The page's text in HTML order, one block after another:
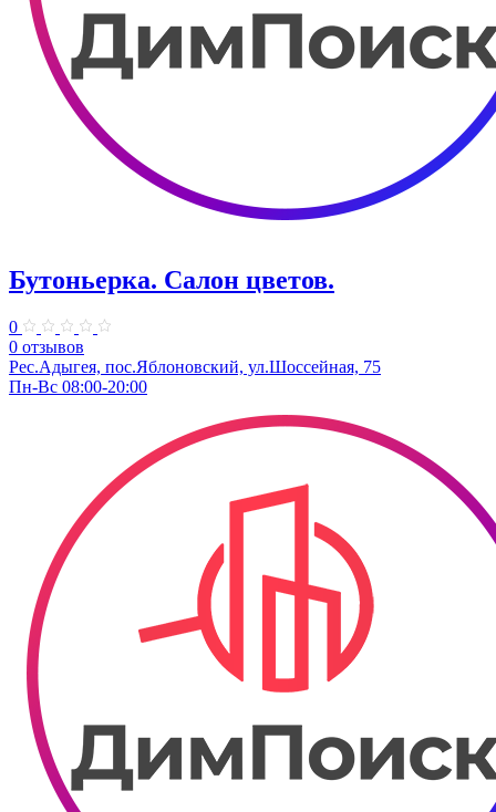
Бутоньерка. Салон цветов.
0
0 отзывов
Рес.Адыгея, пос.Яблоновский, ул.Шоссейная, 75
Пн-Вс 08:00-20:00